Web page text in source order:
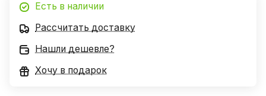
Есть в наличии
Рассчитать доставку
Нашли дешевле?
Хочу в подарок